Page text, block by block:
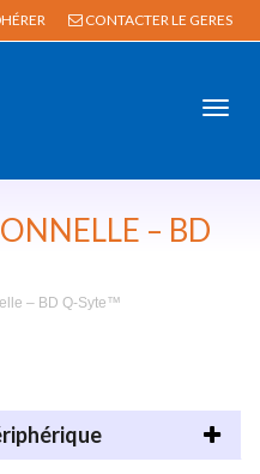
CONTACTER LE GERES
– BD
– BD Q-Syte™